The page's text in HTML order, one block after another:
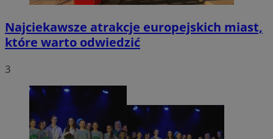
Najciekawsze atrakcje europejskich miast,
które warto odwiedzić
3